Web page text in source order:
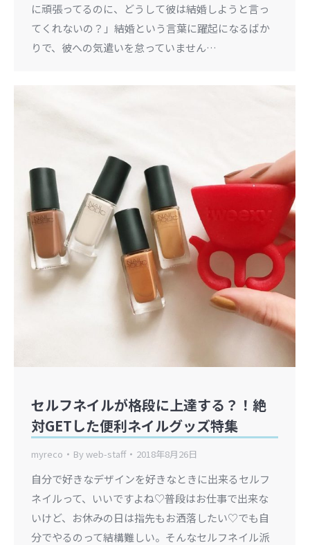
に頑張ってるのに、どうして彼は結婚しようと言っ
てくれないの？」結婚という言葉に躍起になるばか
りで、彼への気遣いを怠っていません…
セルフネイルが格段に上達する？！絶
対GETした便利ネイルグッズ特集
myreco Byweb-staff 2018年8月26日
自分で好きなデザインを好きなときに出来るセルフ
ネイルって、いいですよね♡普段はお仕事で出来な
いけど、お休みの日は指先もお洒落したい♡でも自
分でやるのって結構難しい。そんなセルフネイル派